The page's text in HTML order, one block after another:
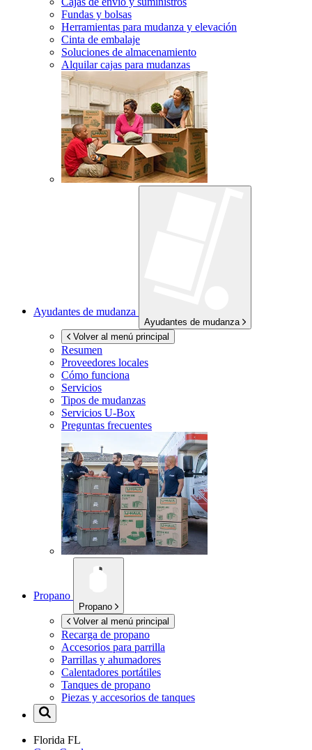
Fundas y bolsas
Herramientas para mudanza y elevación
Cinta de embalaje
Soluciones de almacenamiento
Alquilar cajas para mudanzas
Ayudantes de mudanza
Ayudantes de mudanza
Volver al menú principal
Resumen
Proveedores locales
Cómo funciona
Servicios
Tipos de mudanzas
Servicios U-Box
Preguntas frecuentes
Propano
Propano
Volver al menú principal
Recarga de propano
Accesorios para parrilla
Parrillas y ahumadores
Calentadores portátiles
Tanques de propano
Piezas y accesorios de tanques
Florida FL